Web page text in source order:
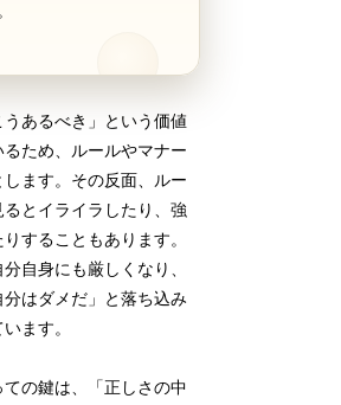
あるべき」という価値
ため、ルールやマナー
ます。その反面、ルー
とイライラしたり、強
することもあります。
自身にも厳しくなり、
分はダメだ」と落ち込み
ます。
の鍵は、「正しさの中